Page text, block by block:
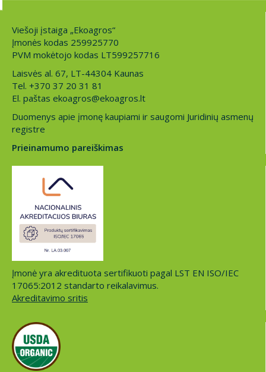
Viešoji įstaiga „Ekoagros“
Įmonės kodas 259925770
PVM mokėtojo kodas LT599257716
Laisvės al. 67, LT-44304 Kaunas
Tel. +370 37 20 31 81
El. paštas ekoagros@ekoagros.lt
Duomenys apie įmonę kaupiami ir saugomi Juridinių asmenų
registre
Prieinamumo pareiškimas
Įmonė yra akredituota sertifikuoti pagal LST EN ISO/IEC
17065:2012 standarto reikalavimus.
Akreditavimo sritis